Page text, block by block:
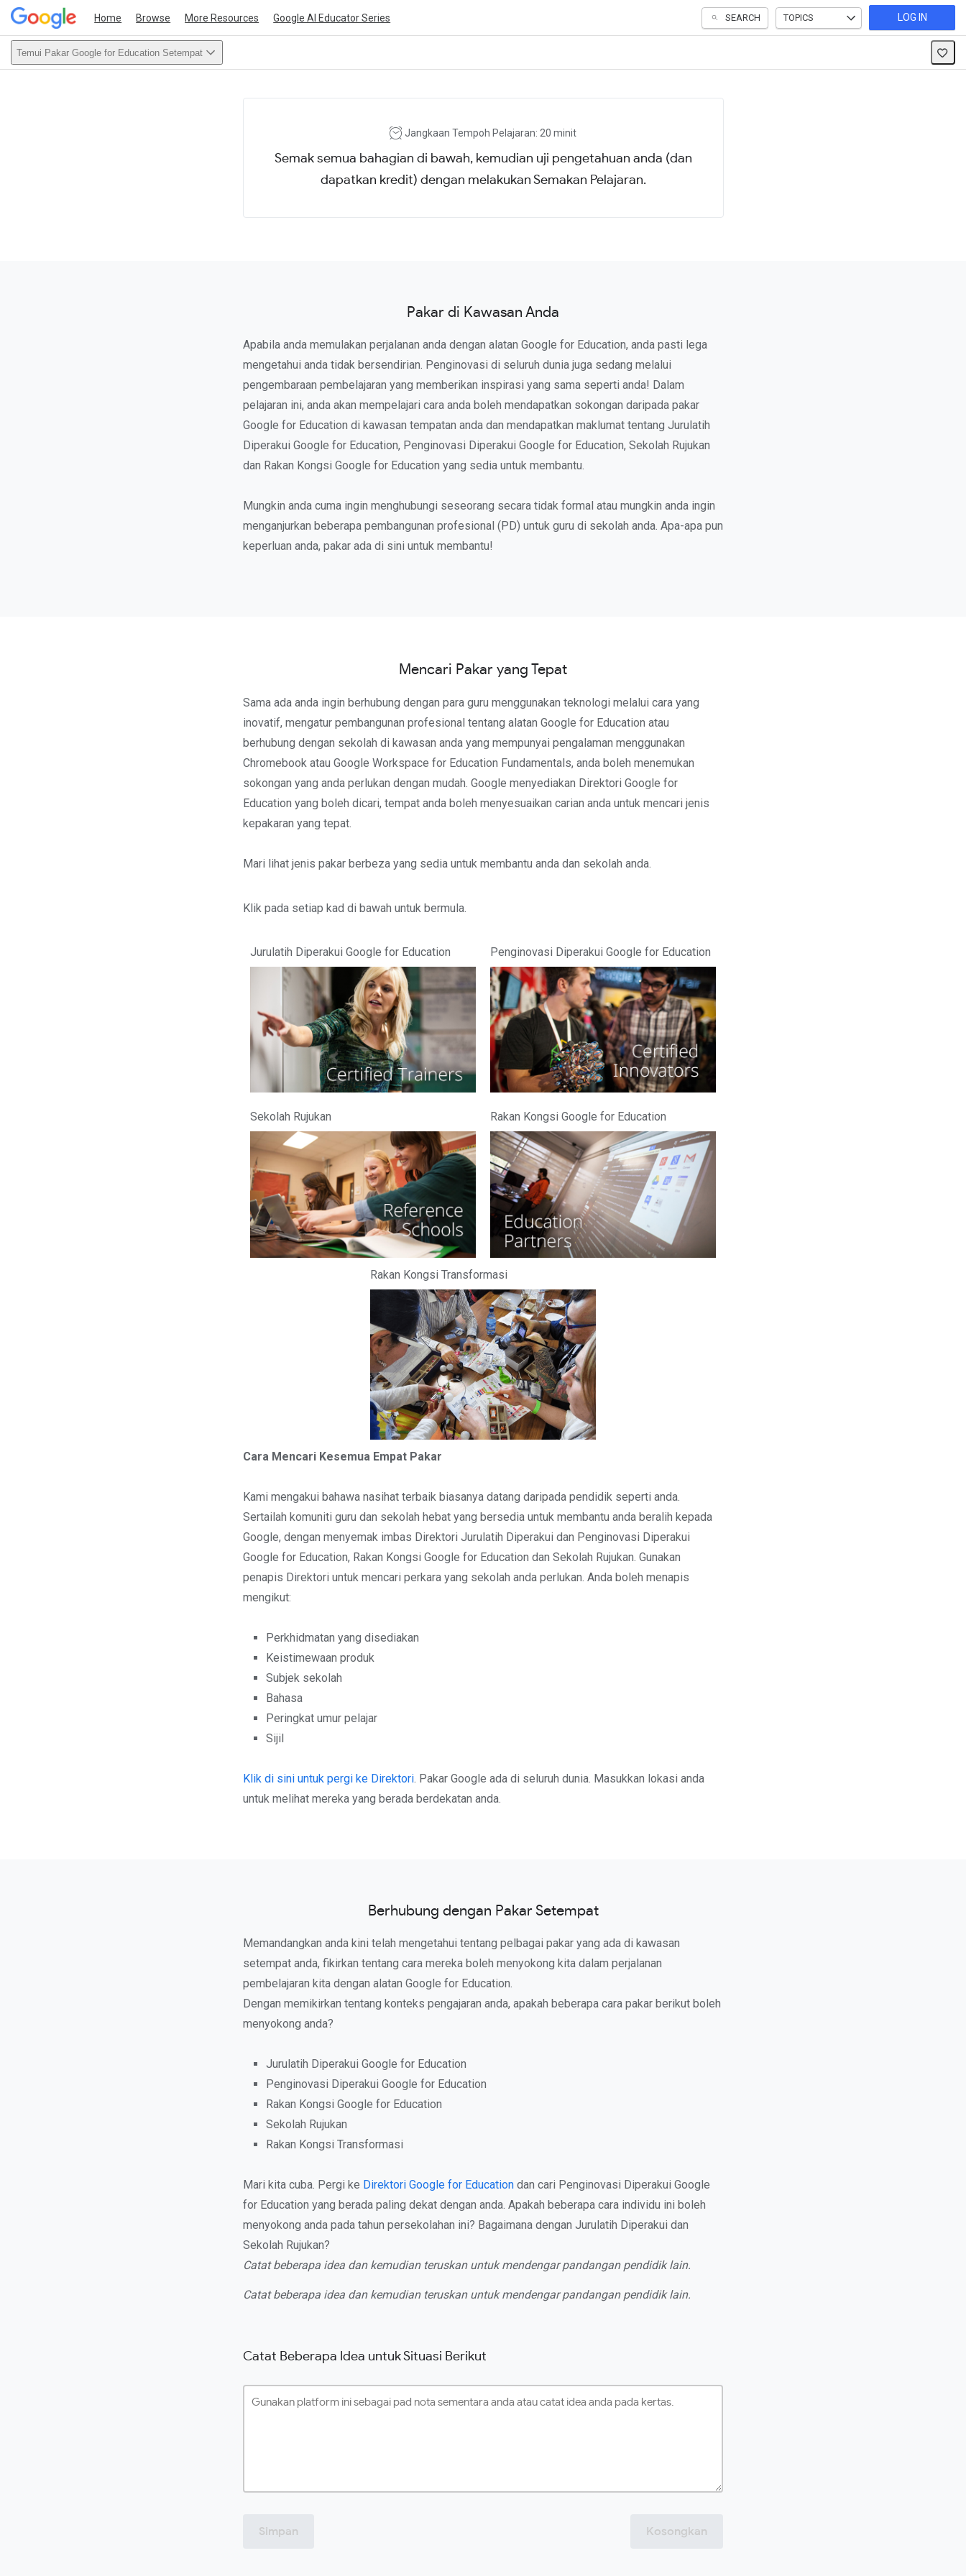
Home Browse More Resources Google AI Educator Series SEARCH TOPICS LOG IN
Temui Pakar Google for Education Setempat
Jangkaan Tempoh Pelajaran: 20 minit
Semak semua bahagian di bawah, kemudian uji pengetahuan anda (dan
dapatkan kredit) dengan melakukan Semakan Pelajaran.
Pakar di Kawasan Anda
Apabila anda memulakan perjalanan anda dengan alatan Google for Education, anda pasti lega
mengetahui anda tidak bersendirian. Penginovasi di seluruh dunia juga sedang melalui
pengembaraan pembelajaran yang memberikan inspirasi yang sama seperti anda! Dalam
pelajaran ini, anda akan mempelajari cara anda boleh mendapatkan sokongan daripada pakar
Google for Education di kawasan tempatan anda dan mendapatkan maklumat tentang Jurulatih
Diperakui Google for Education, Penginovasi Diperakui Google for Education, Sekolah Rujukan
dan Rakan Kongsi Google for Education yang sedia untuk membantu.
Mungkin anda cuma ingin menghubungi seseorang secara tidak formal atau mungkin anda ingin
menganjurkan beberapa pembangunan profesional (PD) untuk guru di sekolah anda. Apa-apa pun
keperluan anda, pakar ada di sini untuk membantu!
Mencari Pakar yang Tepat
Sama ada anda ingin berhubung dengan para guru menggunakan teknologi melalui cara yang
inovatif, mengatur pembangunan profesional tentang alatan Google for Education atau
berhubung dengan sekolah di kawasan anda yang mempunyai pengalaman menggunakan
Chromebook atau Google Workspace for Education Fundamentals, anda boleh menemukan
sokongan yang anda perlukan dengan mudah. Google menyediakan Direktori Google for
Education yang boleh dicari, tempat anda boleh menyesuaikan carian anda untuk mencari jenis
kepakaran yang tepat.
Mari lihat jenis pakar berbeza yang sedia untuk membantu anda dan sekolah anda.
Klik pada setiap kad di bawah untuk bermula.
Jurulatih Diperakui Google for Education Penginovasi Diperakui Google for Education
Sekolah Rujukan Rakan Kongsi Google for Education
Rakan Kongsi Transformasi
Cara Mencari Kesemua Empat Pakar
Kami mengakui bahawa nasihat terbaik biasanya datang daripada pendidik seperti anda.
Sertailah komuniti guru dan sekolah hebat yang bersedia untuk membantu anda beralih kepada
Google, dengan menyemak imbas Direktori Jurulatih Diperakui dan Penginovasi Diperakui
Google for Education, Rakan Kongsi Google for Education dan Sekolah Rujukan. Gunakan
penapis Direktori untuk mencari perkara yang sekolah anda perlukan. Anda boleh menapis
mengikut:
Perkhidmatan yang disediakan
Keistimewaan produk
Subjek sekolah
Bahasa
Peringkat umur pelajar
Sijil
Klik di sini untuk pergi ke Direktori. Pakar Google ada di seluruh dunia. Masukkan lokasi anda
untuk melihat mereka yang berada berdekatan anda.
Berhubung dengan Pakar Setempat
Memandangkan anda kini telah mengetahui tentang pelbagai pakar yang ada di kawasan
setempat anda, fikirkan tentang cara mereka boleh menyokong kita dalam perjalanan
pembelajaran kita dengan alatan Google for Education.
Dengan memikirkan tentang konteks pengajaran anda, apakah beberapa cara pakar berikut boleh
menyokong anda?
Jurulatih Diperakui Google for Education
Penginovasi Diperakui Google for Education
Rakan Kongsi Google for Education
Sekolah Rujukan
Rakan Kongsi Transformasi
Mari kita cuba. Pergi ke Direktori Google for Education dan cari Penginovasi Diperakui Google
for Education yang berada paling dekat dengan anda. Apakah beberapa cara individu ini boleh
menyokong anda pada tahun persekolahan ini? Bagaimana dengan Jurulatih Diperakui dan
Sekolah Rujukan?
Catat beberapa idea dan kemudian teruskan untuk mendengar pandangan pendidik lain.
Catat beberapa idea dan kemudian teruskan untuk mendengar pandangan pendidik lain.
Catat Beberapa Idea untuk Situasi Berikut
Simpan Kosongkan